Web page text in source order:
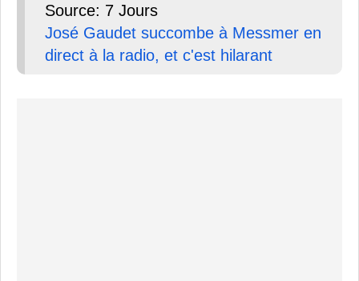
Source: 7 Jours
José Gaudet succombe à Messmer en
direct à la radio, et c'est hilarant